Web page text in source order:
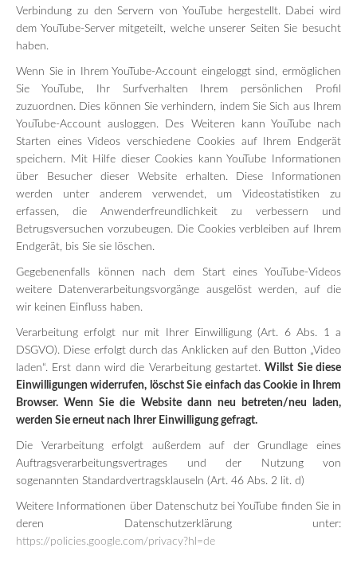
Verbindung zu den Servern von YouTube hergestellt. Dabei wird
dem YouTube-Server mitgeteilt, welche unserer Seiten Sie besucht
haben.
Wenn Sie in Ihrem YouTube-Account eingeloggt sind, ermöglichen
Sie YouTube, Ihr Surfverhalten Ihrem persönlichen Profil
zuzuordnen. Dies können Sie verhindern, indem Sie Sich aus Ihrem
YouTube-Account ausloggen. Des Weiteren kann YouTube nach
Starten eines Videos verschiedene Cookies auf Ihrem Endgerät
speichern. Mit Hilfe dieser Cookies kann YouTube Informationen
über Besucher dieser Website erhalten. Diese Informationen
werden unter anderem verwendet, um Videostatistiken zu
erfassen, die Anwenderfreundlichkeit zu verbessern und
Betrugsversuchen vorzubeugen. Die Cookies verbleiben auf Ihrem
Endgerät, bis Sie sie löschen.
Gegebenenfalls können nach dem Start eines YouTube-Videos
weitere Datenverarbeitungsvorgänge ausgelöst werden, auf die
wir keinen Einfluss haben.
Verarbeitung erfolgt nur mit Ihrer Einwilligung (Art. 6 Abs. 1 a
DSGVO). Diese erfolgt durch das Anklicken auf den Button „Video
laden“. Erst dann wird die Verarbeitung gestartet.Willst Sie diese
Einwilligungen widerrufen, löschst Sie einfach das Cookie in Ihrem
Browser. Wenn Sie die Website dann neu betreten/neu laden,
werden Sie erneut nach Ihrer Einwilligung gefragt.
Die Verarbeitung erfolgt außerdem auf der Grundlage eines
Auftragsverarbeitungsvertrages und der Nutzung von
sogenannten Standardvertragsklauseln (Art. 46 Abs. 2 lit. d)
Weitere Informationen über Datenschutz bei YouTube finden Sie in
deren Datenschutzerklärung unter:
https://policies.google.com/privacy?hl=de